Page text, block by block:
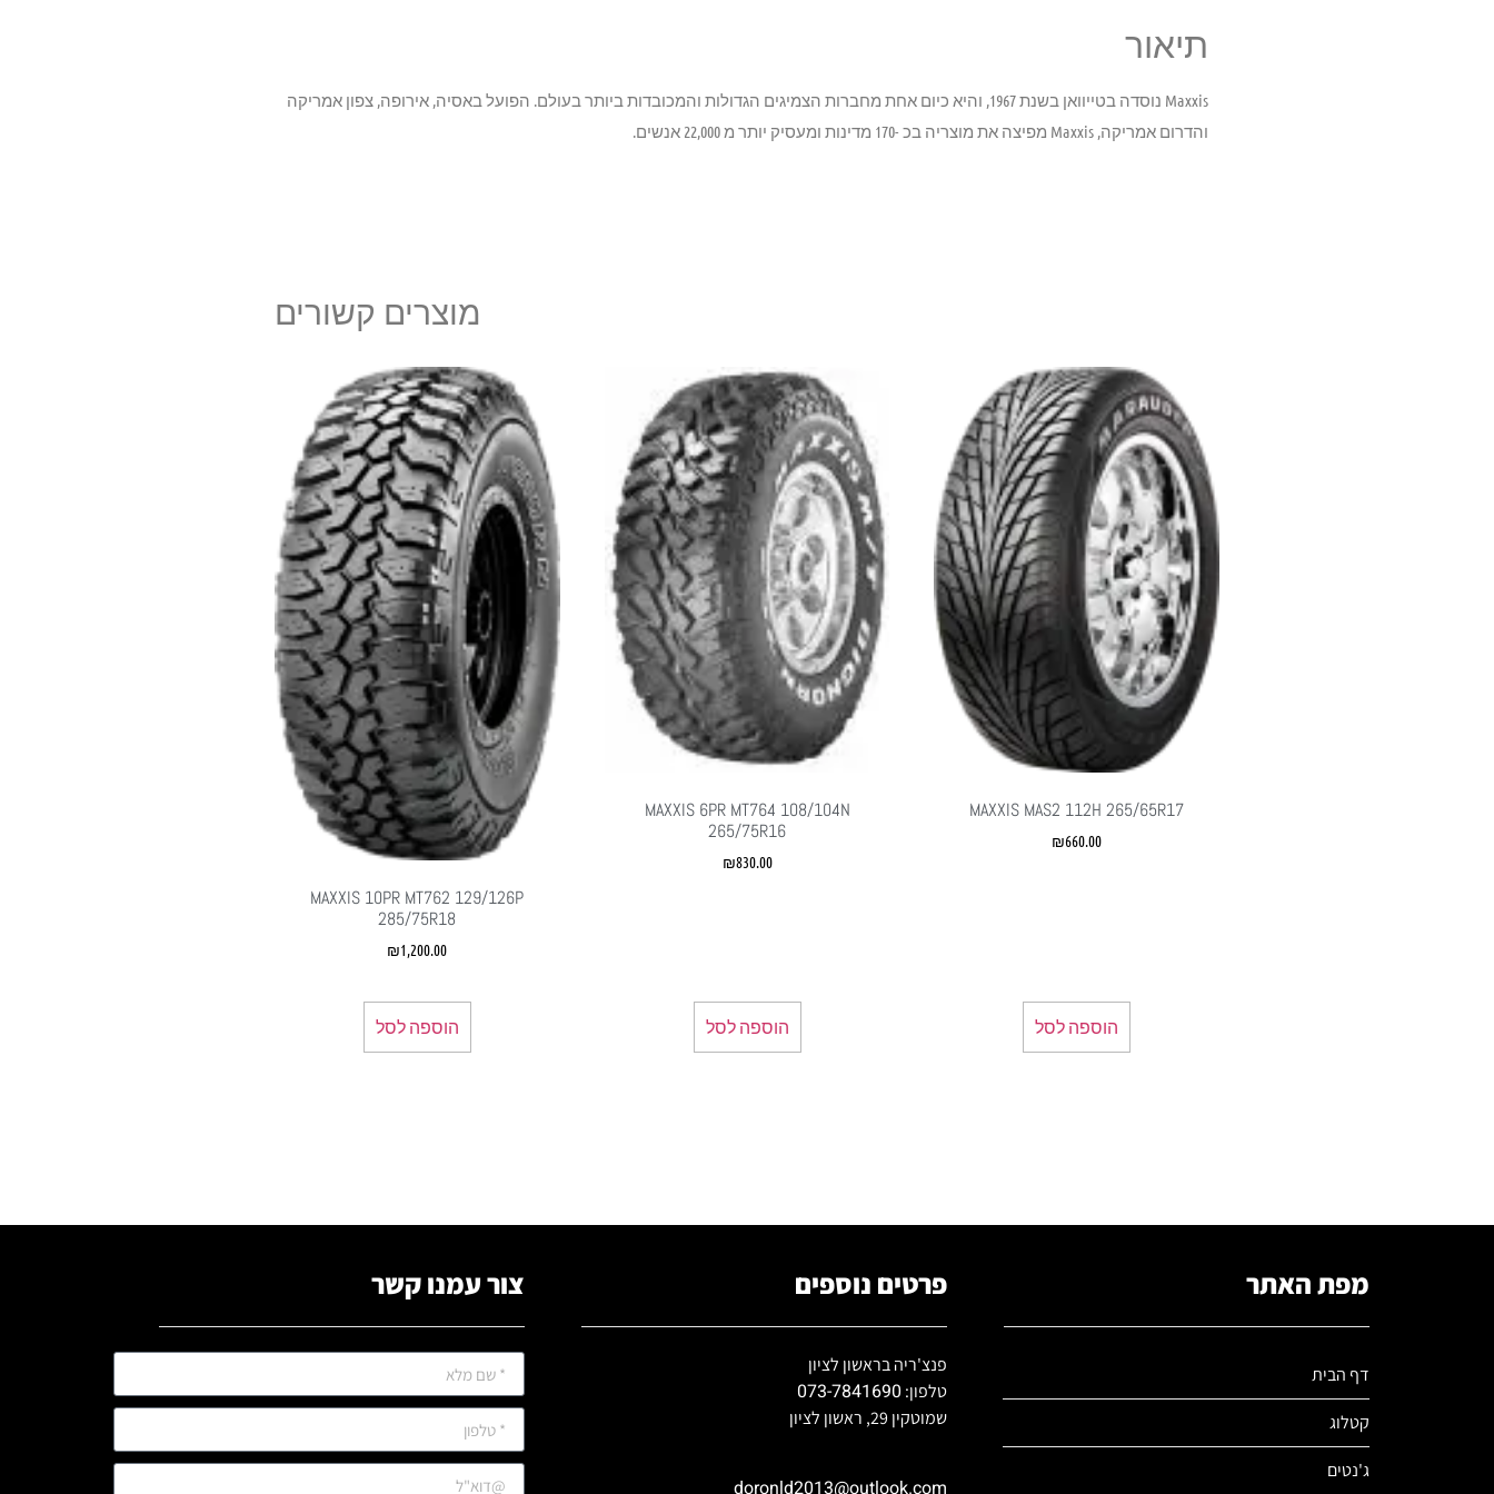
תיאור
Maxxis נוסדה בטייוואן בשנת 1967, והיא כיום אחת מחברות הצמיגים הגדולות והמכובדות ביותר בעולם. הפועל באסיה, אירופה, צפון אמריקה
והדרום אמריקה, Maxxis מפיצה את מוצריה בכ -170 מדינות ומעסיק יותר מ 22,000 אנשים.
מוצרים קשורים
MAXXIS MAS2 112H 265/65R17
₪660.00
הוספה לסל
MAXXIS 6PR MT764 108/104N
265/75R16
₪830.00
הוספה לסל
MAXXIS 10PR MT762 129/126P
285/75R18
₪1,200.00
הוספה לסל
מפת האתר
דף הבית
קטלוג
ג'נטים
פרטים נוספים
פנצ'ריה בראשון לציון
טלפון:073-7841690
שמוטקין 29, ראשון לציון
doronld2013@outlook.com
צור עמנו קשר